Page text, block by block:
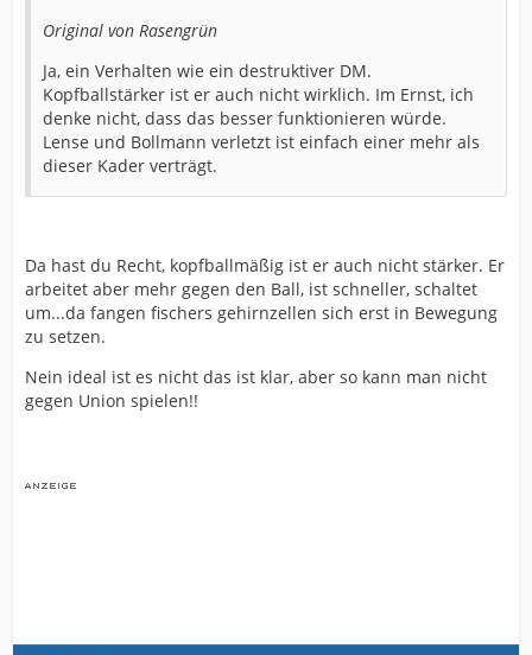
Original von Rasengrün
Ja, ein Verhalten wie ein destruktiver DM.
Kopfballstärker ist er auch nicht wirklich. Im Ernst, ich
denke nicht, dass das besser funktionieren würde.
Lense und Bollmann verletzt ist einfach einer mehr als
dieser Kader verträgt.
Da hast du Recht, kopfballmäßig ist er auch nicht stärker. Er
arbeitet aber mehr gegen den Ball, ist schneller, schaltet
um...da fangen fischers gehirnzellen sich erst in Bewegung
zu setzen.
Nein ideal ist es nicht das ist klar, aber so kann man nicht
gegen Union spielen!!